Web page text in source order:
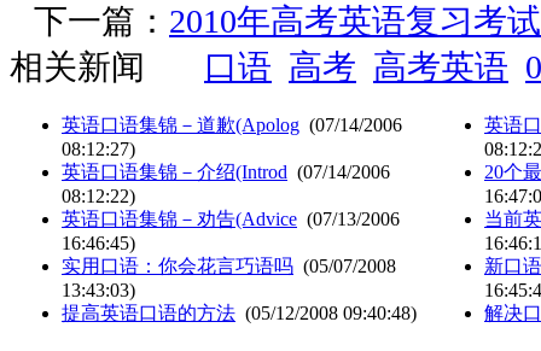
下一篇： 2010年高考英语复习考
相关新闻
口语 高考 高考英语
英语口语集锦－道歉(Apolog (07/14/2006
08:12:27)
英语口语集锦－介绍(Introd (07/14/2006
08:12:22)
英语口语集锦－劝告(Advice (07/13/2006
16:46:45)
实用口语：你会花言巧语吗 (05/07/2008
13:43:03)
提高英语口语的方法 (05/12/2008 09:40:48)
英语
20个
当前
新口
解决